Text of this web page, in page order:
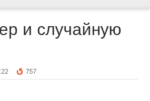
и случайную
757